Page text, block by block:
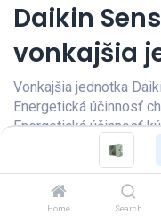
Home Search
Daikin
vonkajšia
Vonkajšia jednotka
Energetická účinnosť
Energetická účinnosť
Prihlásenie|
zobrazenie